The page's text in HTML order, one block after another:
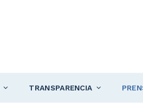
TRANSPARENCIA